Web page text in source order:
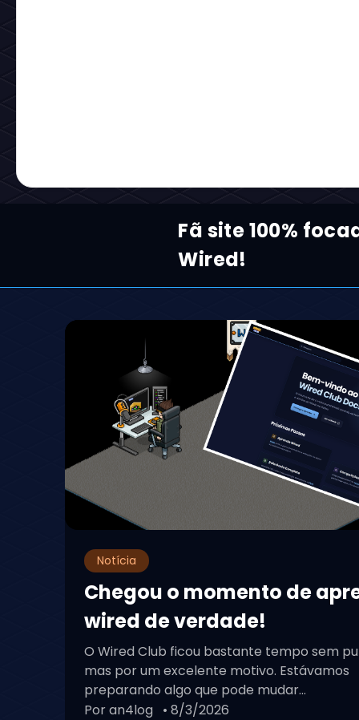
Fã site 100%
Wired!
Notícia
Chegou o momento de
wired de verdade!
O Wired Club ficou bastante tempo sem
mas por um excelente motivo. Estávamos
preparando algo que pode mudar...
Por an4log • 8/3/2026